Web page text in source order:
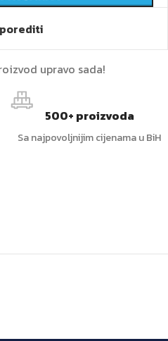
upravo sada!
500+ proizvoda
Sa najpovoljnijim cijenama u BiH